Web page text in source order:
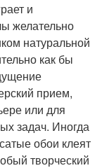
и
желательно
натуральной
как бы
прием,
или для
задач. Иногда
обои клеят
творческий